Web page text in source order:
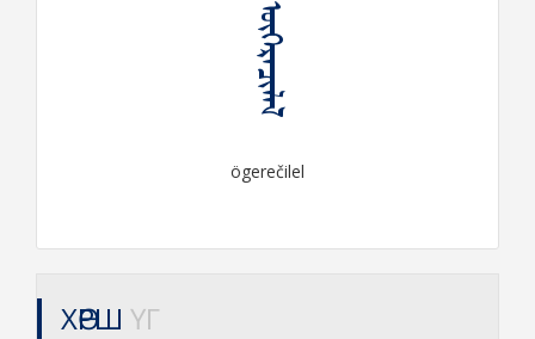
ᠥᠭᠡᠷᠡᠴᠢᠯᠡᠯ
ögerečilel
ХӨРШ ҮГ